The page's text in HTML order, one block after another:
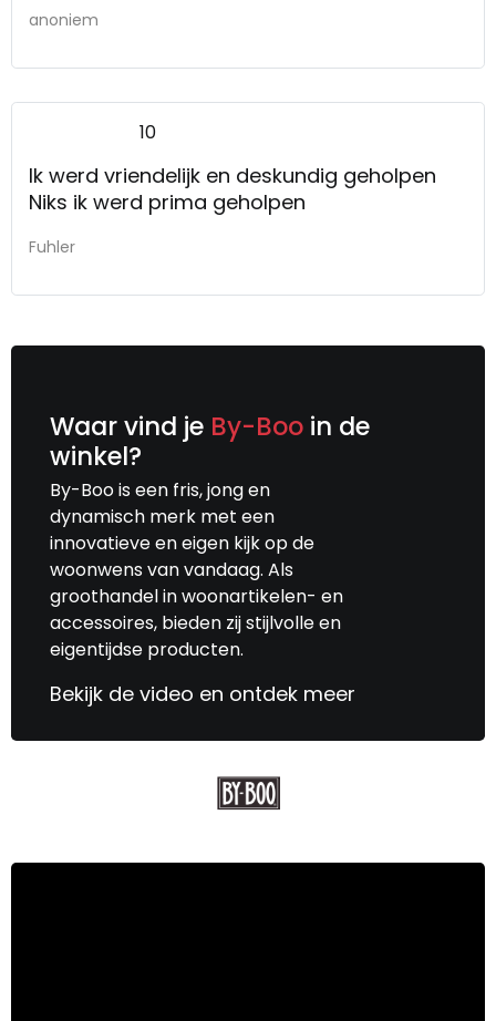
anoniem
10
Ik werd vriendelijk en deskundig geholpen
Niks ik werd prima geholpen
Fuhler
Waar vind je By-Boo in de
winkel?
By-Boo is een fris, jong en
dynamisch merk met een
innovatieve en eigen kijk op de
woonwens van vandaag. Als
groothandel in woonartikelen- en
accessoires, bieden zij stijlvolle en
eigentijdse producten.
Bekijk de video en ontdek meer